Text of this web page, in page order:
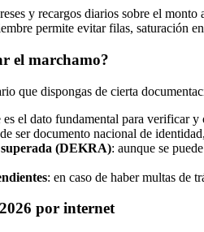
y recargos diarios sobre el
permite evitar filas, saturación
el marchamo?
que dispongas de cierta
es el dato fundamental para verificar
ser documento nacional de
(DEKRA): aunque se
: en caso de haber multas de
por internet